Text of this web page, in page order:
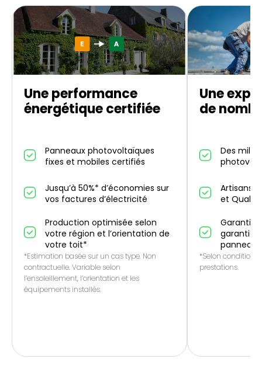
Une performance
énergétique certifiée
Panneaux photovoltaïques
fixes et mobiles certifiés
Jusqu’à 50%* d’économies sur
vos factures d’électricité
Production optimisée selon
votre région et l’orientation de
votre toit*
*Estimation basée sur un cas type. Non
contractuelle. Variable selon
l’ensoleillement, l’orientation et les
équipements installés.
Une
de
Des
Artisans
et QualiPV
Garantie
garantie
panneaux
*Selon conditions
prestations.